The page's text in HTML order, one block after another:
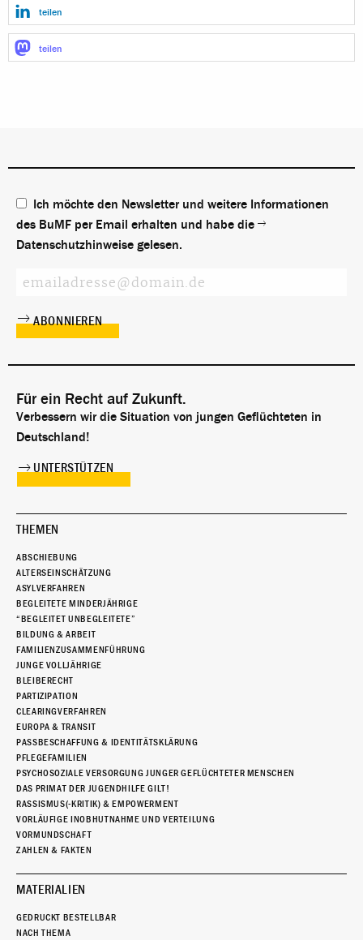
teilen
teilen
Ich möchte den Newsletter und weitere Informationen
des BuMF per Email erhalten und habe die
Datenschutzhinweise gelesen.
Für ein Recht auf Zukunft.
Verbessern wir die Situation von jungen Geflüchteten in
Deutschland!
UNTERSTÜTZEN
THEMEN
ABSCHIEBUNG
ALTERSEINSCHÄTZUNG
ASYLVERFAHREN
BEGLEITETE MINDERJÄHRIGE
“BEGLEITET UNBEGLEITETE”
BILDUNG & ARBEIT
FAMILIENZUSAMMENFÜHRUNG
JUNGE VOLLJÄHRIGE
BLEIBERECHT
PARTIZIPATION
CLEARINGVERFAHREN
EUROPA & TRANSIT
PASSBESCHAFFUNG & IDENTITÄTSKLÄRUNG
PFLEGEFAMILIEN
PSYCHOSOZIALE VERSORGUNG JUNGER GEFLÜCHTETER MENSCHEN
DAS PRIMAT DER JUGENDHILFE GILT!
RASSISMUS(-KRITIK) & EMPOWERMENT
VORLÄUFIGE INOBHUTNAHME UND VERTEILUNG
VORMUNDSCHAFT
ZAHLEN & FAKTEN
MATERIALIEN
GEDRUCKT BESTELLBAR
NACH THEMA